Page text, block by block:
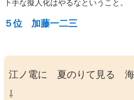
下手な擬人化はやるなということ。
５位 加藤一二三
江ノ電に 夏のりて見る
⇩